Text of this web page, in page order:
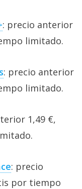
: precio anterior
limitado.
: precio anterior
limitado.
1,49 €,
: precio
por tiempo